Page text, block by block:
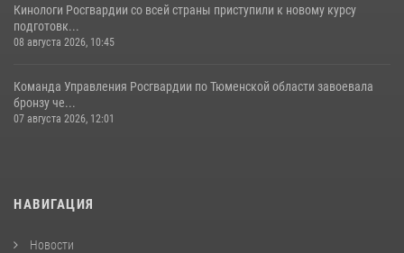
Кинологи Росгвардии со всей страны приступили к новому курсу
подготовк...
08 августа 2026, 10:45
Команда Управления Росгвардии по Тюменской области завоевала
бронзу че...
07 августа 2026, 12:01
НАВИГАЦИЯ
Новости